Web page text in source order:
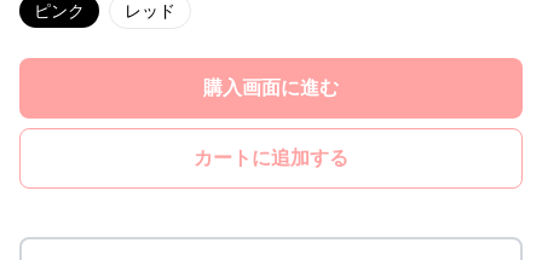
ピンク レッド
購入画面に進む
カートに追加する